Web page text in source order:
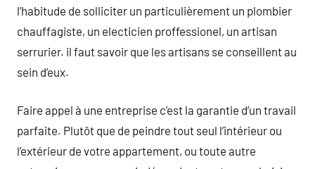
l’habitude de solliciter un particulièrement un plombier
chauffagiste, un electicien proffessionel, un artisan
serrurier. il faut savoir que les artisans se conseillent au
sein d’eux.
Faire appel à une entreprise c’est la garantie d’un travail
parfaite. Plutôt que de peindre tout seul l’intérieur ou
l’extérieur de votre appartement, ou toute autre